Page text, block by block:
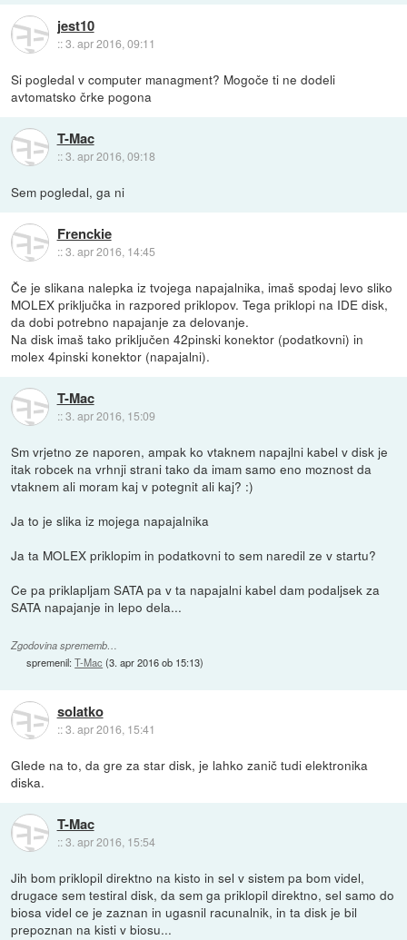
jest10
::3. apr 2016, 09:11
Si pogledal v computer managment? Mogoče ti ne dodeli
avtomatsko črke pogona
T-Mac
::3. apr 2016, 09:18
Sem pogledal, ga ni
Frenckie
::3. apr 2016, 14:45
Če je slikana nalepka iz tvojega napajalnika, imaš spodaj levo sliko
MOLEX priključka in razpored priklopov. Tega priklopi na IDE disk,
da dobi potrebno napajanje za delovanje.
Na disk imaš tako priključen 42pinski konektor (podatkovni) in
molex 4pinski konektor (napajalni).
T-Mac
::3. apr 2016, 15:09
Sm vrjetno ze naporen, ampak ko vtaknem napajlni kabel v disk je
itak robcek na vrhnji strani tako da imam samo eno moznost da
vtaknem ali moram kaj v potegnit ali kaj? :)
Ja to je slika iz mojega napajalnika
Ja ta MOLEX priklopim in podatkovni to sem naredil ze v startu?
Ce pa priklapljam SATA pa v ta napajalni kabel dam podaljsek za
SATA napajanje in lepo dela...
Zgodovina sprememb…
spremenil:T-Mac (3. apr 2016 ob 15:13)
solatko
::3. apr 2016, 15:41
Glede na to, da gre za star disk, je lahko zanič tudi elektronika
diska.
T-Mac
::3. apr 2016, 15:54
Jih bom priklopil direktno na kisto in sel v sistem pa bom videl,
drugace sem testiral disk, da sem ga priklopil direktno, sel samo do
biosa videl ce je zaznan in ugasnil racunalnik, in ta disk je bil
prepoznan na kisti v biosu...